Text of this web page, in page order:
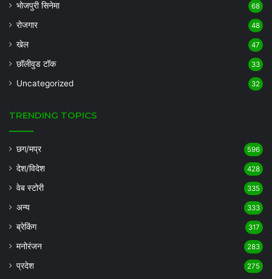
भोजपुरी सिनेमा 68
रोजगार 48
खेल 47
छॉलीवुड टॉक 33
Uncategorized 32
TRENDING TOPICS
छग/मप्र 596
देश/विदेश 428
वेब स्टोरी 335
अन्य 333
ब्रेकिंग 317
मनोरंजन 283
प्रदेश 275